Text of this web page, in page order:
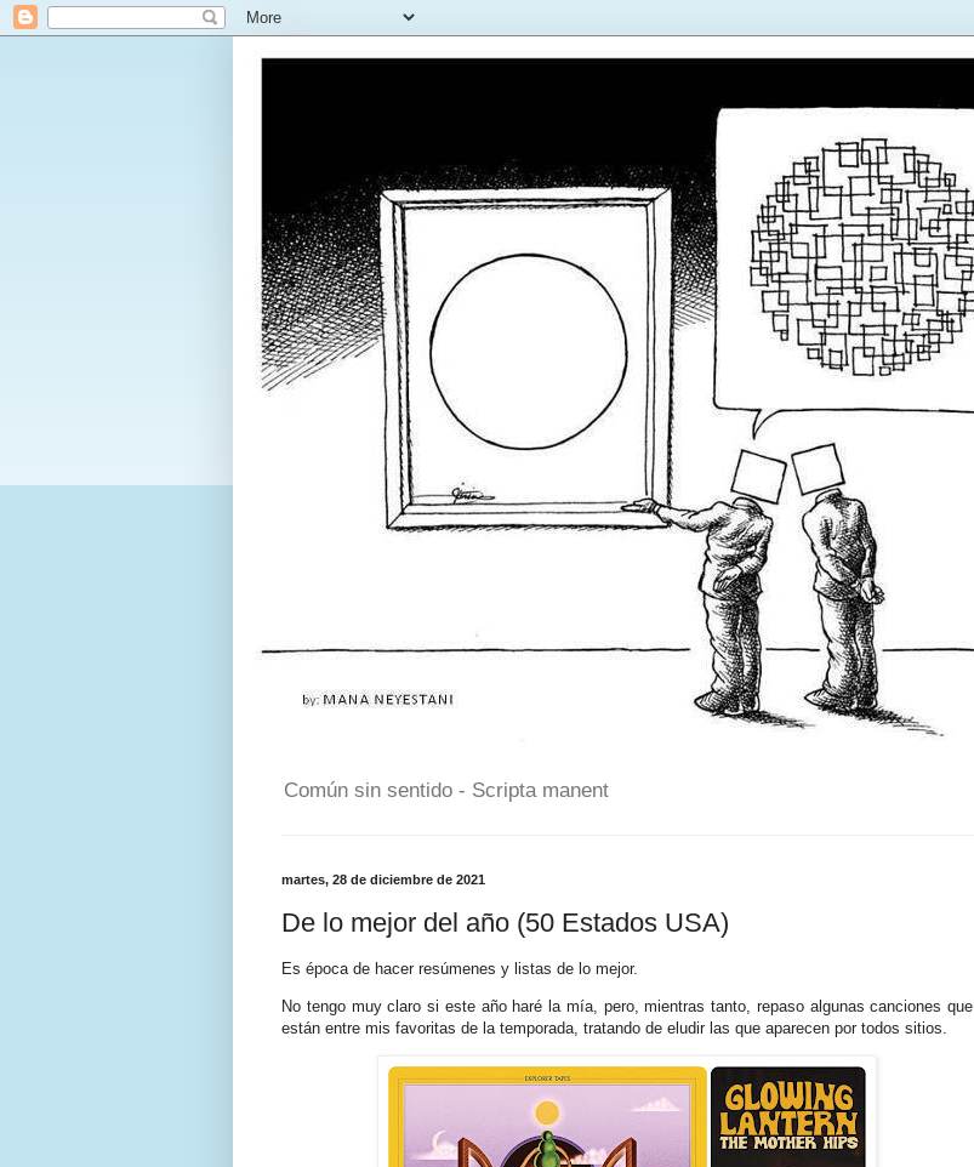
Común sin sentido - Scripta manent
martes, 28 de diciembre de 2021
De lo mejor del año (50 Estados USA)
Es época de hacer resúmenes y listas de lo mejor.
No tengo muy claro si este año haré la mía, pero, mientras tanto, repaso algunas canciones que
están entre mis favoritas de la temporada, tratando de eludir las que aparecen por todos sitios.